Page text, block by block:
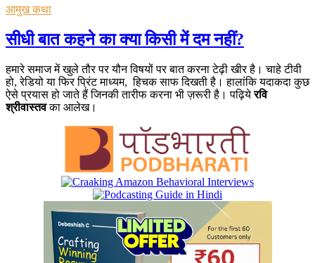
आमुख कथा
सीधी बात कहने का क्या किसी में दम नहीं?
हमारे समाज में खुले तौर पर यौन विषयों पर बात करना टेढ़ी खीर है। चाहे टीवी
हो, रेडियो या फिर प्रिंट माध्यम, हिचक साफ दिखती है। हालांकि यदाकदा कुछ
ऐसे प्रयास हो जाते हैं जिनकी तारीफ करना भी ज़रूरी है। पढ़ियेरवि
श्रीवास्तवका आलेख।